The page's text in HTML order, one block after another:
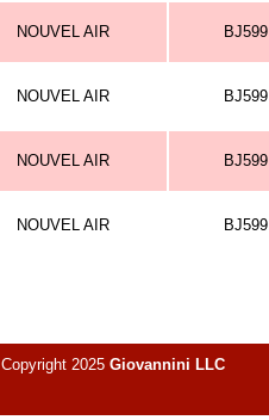
NOUVEL AIR BJ599
NOUVEL AIR BJ599
NOUVEL AIR BJ599
NOUVEL AIR BJ599
Copyright 2025 Giovannini LLC